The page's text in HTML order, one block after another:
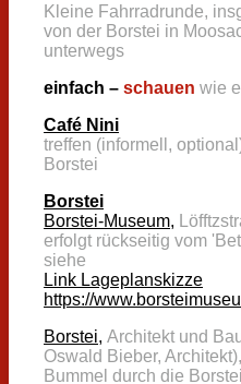
Kleine Fahrradrunde,
von der Borstei in
unterwegs
einfach – schauen wie
Café Nini
treffen (informell,
Borstei
Borstei
Borstei-Museum,
erfolgt rückseitig vom
siehe
Link Lageplanskizze
https://
Borstei, Architekt und
Oswald Bieber,
Bummel durch die